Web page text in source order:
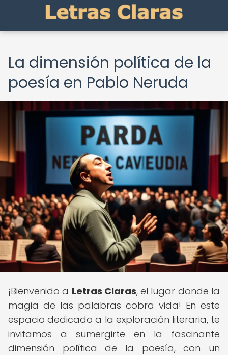
La dimensión política de la
poesía en Pablo Neruda
¡Bienvenido a Letras Claras, el lugar donde la
magia de las palabras cobra vida! En este
espacio dedicado a la exploración literaria, te
invitamos a sumergirte en la fascinante
dimensión política de la poesía, con un